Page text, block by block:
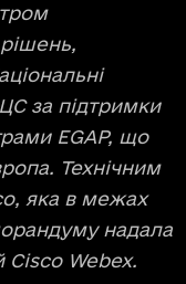
за підтримки
EGAP, що
Технічним
яка в межах
надала
Cisco Webex.